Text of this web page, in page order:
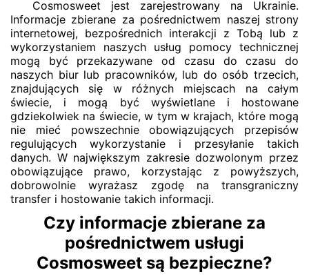
Cosmosweet jest zarejestrowany na Ukrainie.
Informacje zbierane za pośrednictwem naszej strony
internetowej, bezpośrednich interakcji z Tobą lub z
wykorzystaniem naszych usług pomocy technicznej
mogą być przekazywane od czasu do czasu do
naszych biur lub pracowników, lub do osób trzecich,
znajdujących się w różnych miejscach na całym
świecie, i mogą być wyświetlane i hostowane
gdziekolwiek na świecie, w tym w krajach, które mogą
nie mieć powszechnie obowiązujących przepisów
regulujących wykorzystanie i przesyłanie takich
danych. W największym zakresie dozwolonym przez
obowiązujące prawo, korzystając z powyższych,
dobrowolnie wyrażasz zgodę na transgraniczny
transfer i hostowanie takich informacji.
Czy informacje zbierane za
pośrednictwem usługi
Cosmosweet są bezpieczne?